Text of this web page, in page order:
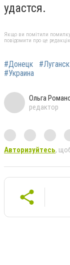
удастся.
Якщо ви помітили помилку,
повідомити про це
#Донецк #Луганск
#Украина
Ольга
редактор
Авторизуйтесь,